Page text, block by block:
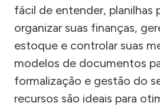
fácil de entender, planilhas
organizar suas finanças,
estoque e controlar suas
modelos de documentos
formalização e gestão do
recursos são ideais para